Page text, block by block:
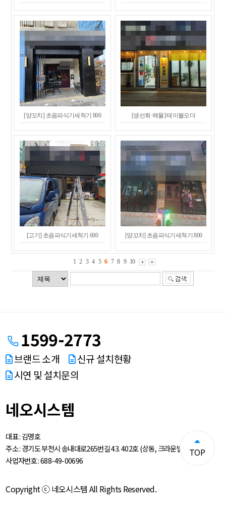
[양꼬치] 초음파식기세척기 800 [생선회·해물] 테이블오더
[고기] 초음파식기세척기 600 [양꼬치] 초음파식기세척기 800
1 2 3 4 5 6 7 8 9 10
브랜드 소개
신규 설치현황
시연 및 설치문의
네오시스템
대표 :김명호
주소 :경기도 부천시 송내대로265번길 43. 402호 (상동, 크라운빌딩)
사업자번호 :688-49-00696
Copyright ⓒ 네오시스템 All Rights Reserved.
1599-2773
TOP